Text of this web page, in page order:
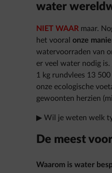
water
NIET WAAR maar.
het vooral onze
watervoorraden van
er veel water nodig
1 kg rundvlees 13
onze ecologische
gewoonten herzien
▶ Wil je weten welk
De meest
Waarom is water